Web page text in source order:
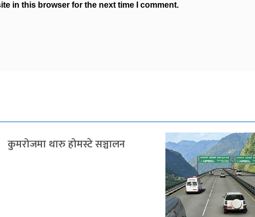
in this browser for the next time I comment.
कुमरोजमा थारु होमस्टे सञ्चालन